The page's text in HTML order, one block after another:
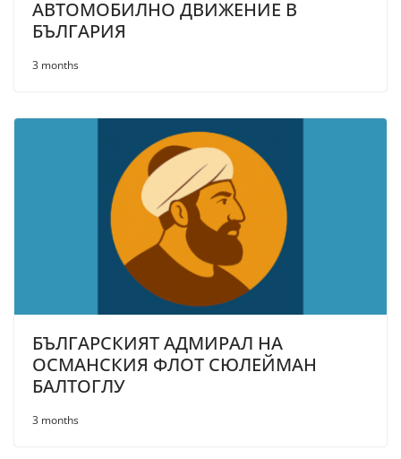
АВТОМОБИЛНО ДВИЖЕНИЕ В
БЪЛГАРИЯ
3 months
БЪЛГАРСКИЯТ АДМИРАЛ НА
ОСМАНСКИЯ ФЛОТ СЮЛЕЙМАН
БАЛТОГЛУ
3 months